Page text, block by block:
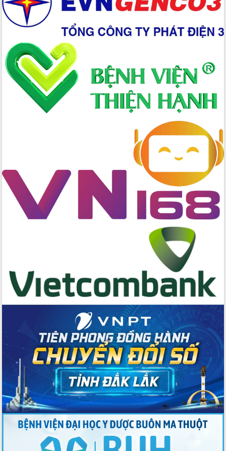
Đắk Lắk sẵn sàng các điều kiện cho
Ngày hội bầu cử đại biểu Quốc hội
khóa XVI và HĐND các cấp nhiệm kỳ
2026-2031
Đảm bảo cuộc bầu cử đại biểu Quốc
hội và đại biểu HĐND các cấp diễn ra
an toàn, hiệu quả, đúng quy định
Thủ tướng Chính phủ Phạm Minh Chính
kiểm tra, chỉ đạo hoàn thành các dự
án cao tốc và thăm khu tái định cư tại
Ngành nông nghiệp phấn đấu tăng
trưởng đạt 5,86% trong năm 2026
UBND tỉnh Đắk Lắk triển khai công tác
quốc phòng, quân sự địa phương năm
chúc mừng các bệnh viện nhân Ngày
Thầy thuốc Việt Nam
Rộn ràng lễ hội truyền thống Sông
Kỳ họp Chuyên đề lần thứ Năm, HĐND
tỉnh Đắk Lắk thông qua các nghị quyết
Thống nhất danh sách giới thiệu ứng
cử đại biểu Quốc hội khoá XVI và đại
biểu HĐND tỉnh Đắk Lắk, nhiệm kỳ
2026-2031
Phát động hai phong trào thi đua quan
trọng trong kỷ nguyên mới
Hội nghị lần thứ tư Ban Chỉ đạo công
tác bầu cử tỉnh Đắk Lắk
Hội nghị Báo cáo viên Trung ương